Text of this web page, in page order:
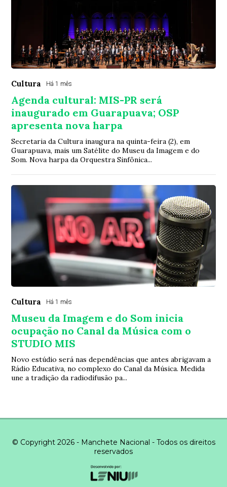
Cultura Há 1 mês
Agenda cultural: MIS-PR será
inaugurado em Guarapuava; OSP
apresenta nova harpa
Secretaria da Cultura inaugura na quinta-feira (2), em
Guarapuava, mais um Satélite do Museu da Imagem e do
Som. Nova harpa da Orquestra Sinfônica...
Cultura Há 1 mês
Museu da Imagem e do Som inicia
ocupação no Canal da Música com o
STUDIO MIS
Novo estúdio será nas dependências que antes abrigavam a
Rádio Educativa, no complexo do Canal da Música. Medida
une a tradição da radiodifusão pa...
© Copyright 2026 - Manchete Nacional - Todos os direitos
reservados